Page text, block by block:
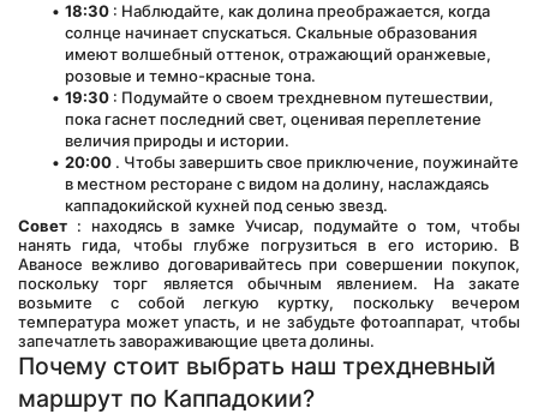
18:30 : Наблюдайте, как долина преображается, когда
солнце начинает спускаться. Скальные образования
имеют волшебный оттенок, отражающий оранжевые,
розовые и темно-красные тона.
19:30 : Подумайте о своем трехдневном путешествии,
пока гаснет последний свет, оценивая переплетение
величия природы и истории.
20:00 . Чтобы завершить свое приключение, поужинайте
в местном ресторане с видом на долину, наслаждаясь
каппадокийской кухней под сенью звезд.
Совет : находясь в замке Учисар, подумайте о том, чтобы
нанять гида, чтобы глубже погрузиться в его историю. В
Аваносе вежливо договаривайтесь при совершении покупок,
поскольку торг является обычным явлением. На закате
возьмите с собой легкую куртку, поскольку вечером
температура может упасть, и не забудьте фотоаппарат, чтобы
запечатлеть завораживающие цвета долины.
Почему стоит выбрать наш трехдневный
маршрут по Каппадокии?